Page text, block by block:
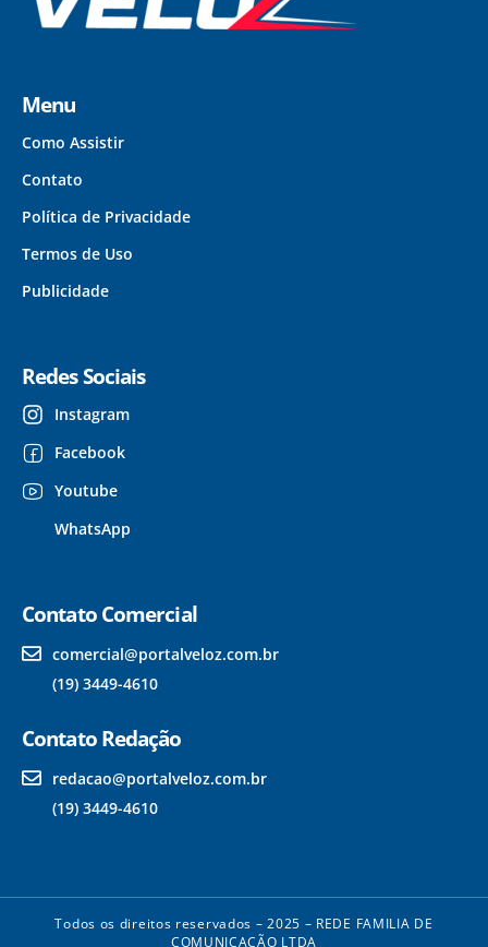
Menu
Como Assistir
Contato
Política de Privacidade
Termos de Uso
Publicidade
Redes Sociais
Instagram
Facebook
Youtube
WhatsApp
Contato Comercial
comercial@portalveloz.com.br
(19) 3449-4610
Contato Redação
redacao@portalveloz.com.br
(19) 3449-4610
Todos os direitos reservados – 2025 – REDE FAMILIA DE
COMUNICAÇÃO LTDA